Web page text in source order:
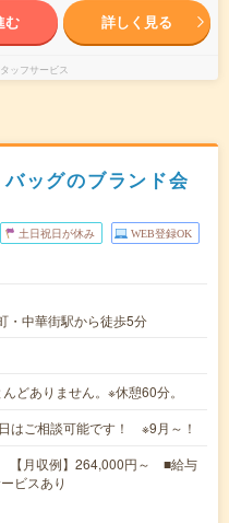
む 詳しく見る
ッフサービス
ッグのブランド会
土日祝日が休み WEB登録OK
・中華街駅から徒歩5分
ありません。※休憩60分。
はご相談可能です！ ※9月～！
【月収例】264,000円～ ■給与
ビスあり